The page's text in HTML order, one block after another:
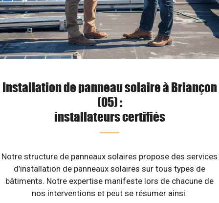
Installation de panneau solaire à Briançon
(05) :
installateurs certifiés
Notre structure de panneaux solaires propose des services
d’installation de panneaux solaires sur tous types de
bâtiments. Notre expertise manifeste lors de chacune de
nos interventions et peut se résumer ainsi.